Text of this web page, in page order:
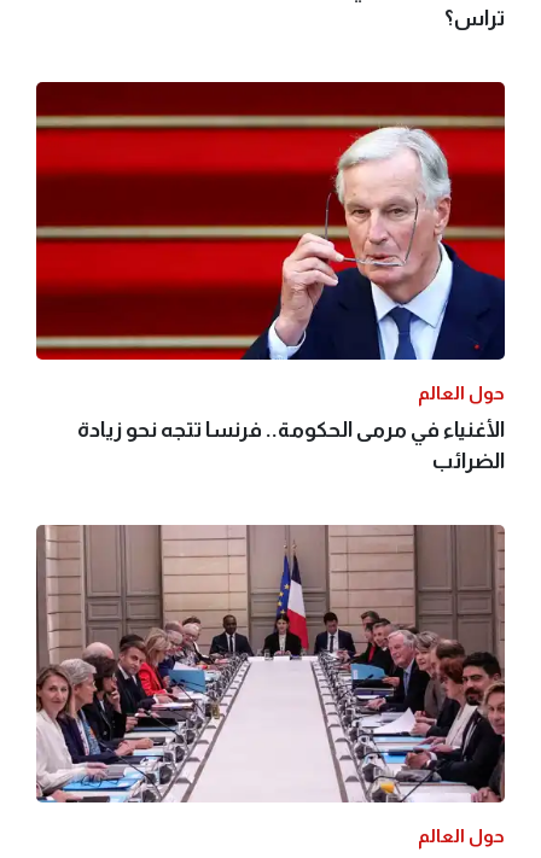
تراس؟
حول العالم
الأغنياء في مرمى الحكومة.. فرنسا تتجه نحو زيادة
الضرائب
حول العالم